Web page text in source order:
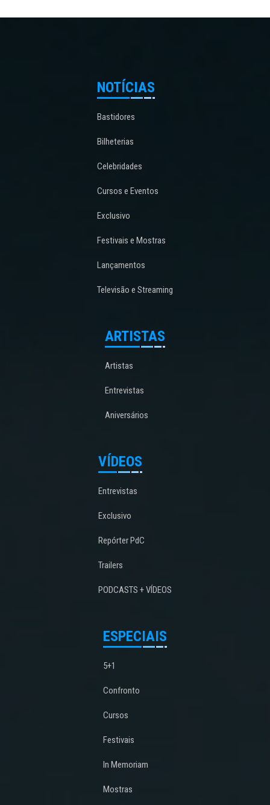
NOTÍCIAS
Bastidores
Bilheterias
Celebridades
Cursos e Eventos
Exclusivo
Festivais e Mostras
Lançamentos
Televisão e Streaming
ARTISTAS
Artistas
Entrevistas
Aniversários
VÍDEOS
Entrevistas
Exclusivo
Repórter PdC
Trailers
PODCASTS + VÍDEOS
ESPECIAIS
5+1
Confronto
Cursos
Festivais
In Memoriam
Mostras